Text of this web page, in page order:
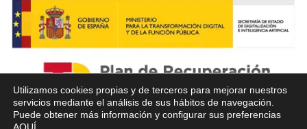
Utilizamos cookies propias y de terceros para mejorar nuestros
servicios mediante el análisis de sus hábitos de navegación.
Puede obtener más información y configurar sus preferencias